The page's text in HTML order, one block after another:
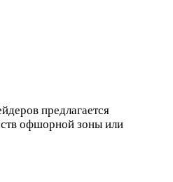
предлагается
офшорной зоны или